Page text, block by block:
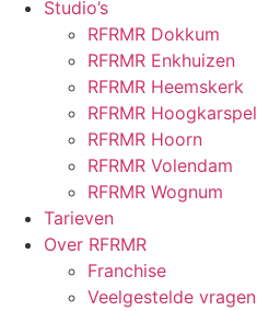
Studio’s
RFRMR Dokkum
RFRMR Enkhuizen
RFRMR Heemskerk
RFRMR Hoogkarspel
RFRMR Hoorn
RFRMR Volendam
RFRMR Wognum
Tarieven
Over RFRMR
Franchise
Veelgestelde vragen